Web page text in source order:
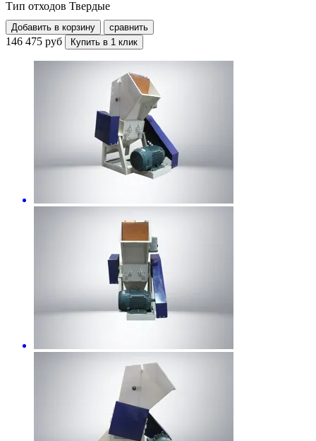
Тип отходов Твердые
Добавить в корзину сравнить
146 475 руб Купить в 1 клик